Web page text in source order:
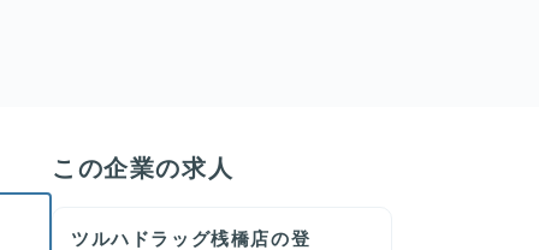
この企業の求人
ツルハドラッグ桟橋店の登